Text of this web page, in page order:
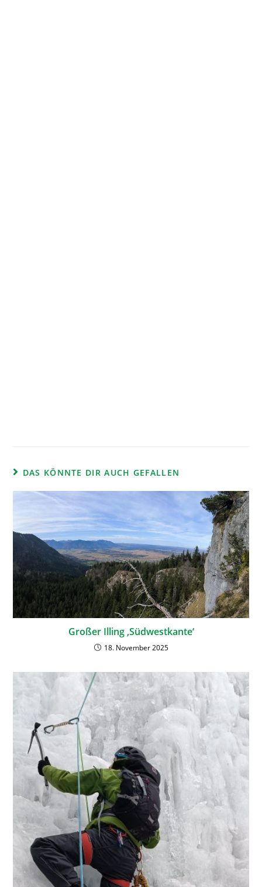
DAS KÖNNTE DIR AUCH GEFALLEN
Großer Illing ‚Südwestkante‘
18. November 2025